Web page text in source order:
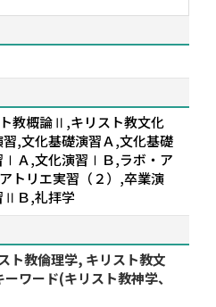
教概論Ⅱ,キリスト教文化
,文化基礎演習Ａ,文化基礎
ⅠＡ,文化演習ⅠＢ,ラボ・ア
トリエ実習（２）,卒業演
ⅡＢ,礼拝学
ト教倫理学, キリスト教文
ワード(キリスト教神学、